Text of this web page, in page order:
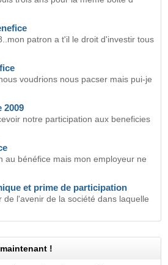
patron a t'il le droit d'investir tous
voudrions nous pacser mais pui-je
2009
notre participation aux beneficies
au bénéfice mais mon employeur ne
et prime de participation
de l'avenir de la société dans laquelle
!